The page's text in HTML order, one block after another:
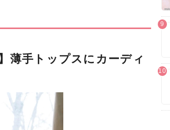
薄手トップスにカーディ